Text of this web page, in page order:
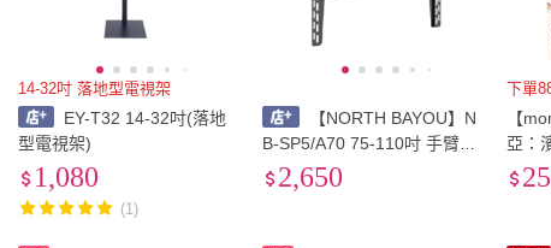
14-32吋 落地型電視架
EY-T32 14-32吋(落地
型電視架)
1,080
(1)
【NORTH BAYOU】N
B-SP5/A70 75-110吋 手臂型
電視架(大型電視架)
2,650
下單
【
亞：
的史
洲的